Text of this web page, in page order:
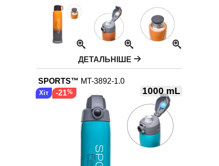
ДЕТАЛЬНІШЕ
SPORTS™ MT-3892-1.0
1000 mL
-21